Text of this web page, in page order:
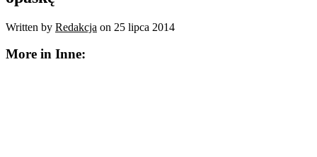
Written by Redakcja on 25 lipca 2014
More in Inne: